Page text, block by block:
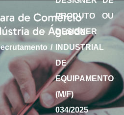
Recrutamento /
PRODUTO OU
DESIGNER
INDUSTRIAL
DE
EQUIPAMENTO
(M/F)
034/2025